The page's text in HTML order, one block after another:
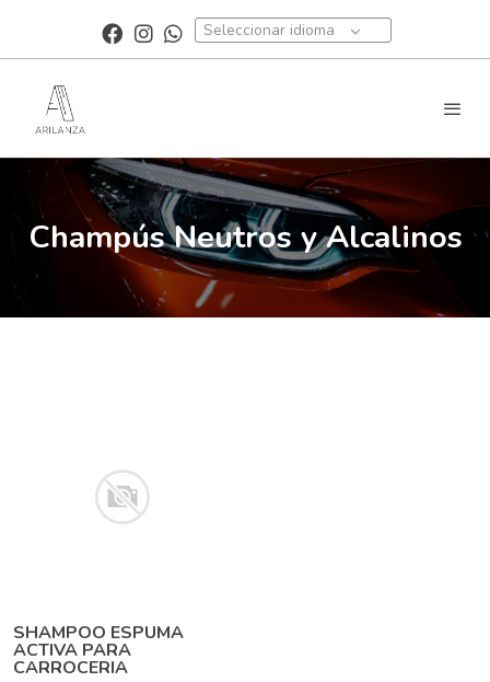
Seleccionar idioma
Champús Neutros y Alcalinos
SHAMPOO ESPUMA
ACTIVA PARA
CARROCERIA